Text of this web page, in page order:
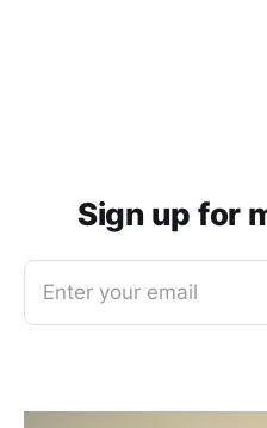
Sign up for
Enter your email